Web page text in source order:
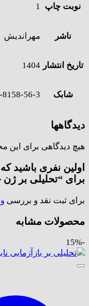
نوبت چاپ 1
ناشر مهراندیش
تاریخ انتشار 1404
شابک 8158-56-3
دیدگاهها
هیچ دیدگاهی برای
اولین نفری باشید
برای “تحلیلی بر ژن
برای ثبت نقد و بررسی
محصولات مشابه
-15%